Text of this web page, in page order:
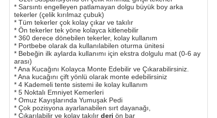
* Sarsıntı engelleyen patlamayan dolgu büyük boy arka
tekerler (çelik kırılmaz çubuk)
* Tüm tekerler çok kolay çıkar ve takılır
* Ön tekerler tek yöne kolayca kitlenebilir
* 360 derece dönebilen tekerler, kolay kullanım
* Portbebe olarak da kullanılabilen oturma ünitesi
* Bebeğin ilk aylarda kullanımı için ekstra dolgulu mat (0-6 ay
arası)
* Ana Kucağını Kolayca Monte Edebilir ve Çıkarabilirsiniz.
* Ana kucağını çift yönlü olarak monte edebilirsiniz
* 4 Kademeli tente sistemi ile kolay kullanım
* 5 Noktalı Emniyet Kemerleri
* Omuz Kayışlarında Yumuşak Pedi
* Çok pozisyona ayarlanabilen sırt dayanağı,
* Çıkarılabilir ve kolay takılır deri ön bar